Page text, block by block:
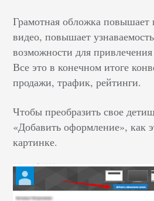
Грамотная обложка повышает
видео, повышает
возможности для
Все это в конечном итоге
продажи, трафик, рейтинги.
Чтобы преобразить свое
«Добавить оформление», как
картинке.